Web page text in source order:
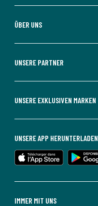
ÜBER UNS
UNSERE PARTNER
UNSERE EXKLUSIVEN MARKEN
IMMER MIT UNS
UNSERE APP HERUNTERLADEN